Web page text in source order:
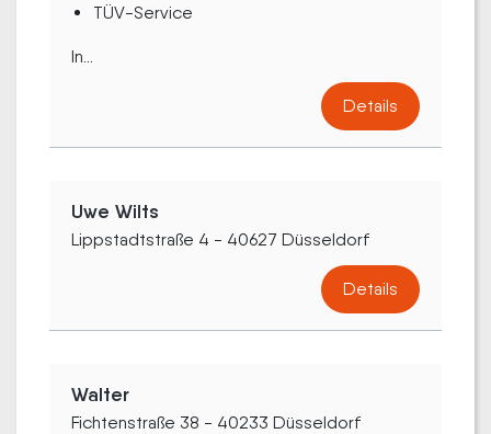
TÜV-Service
In...
Details
Uwe Wilts
Lippstadtstraße 4 - 40627 Düsseldorf
Details
Walter
Fichtenstraße 38 - 40233 Düsseldorf